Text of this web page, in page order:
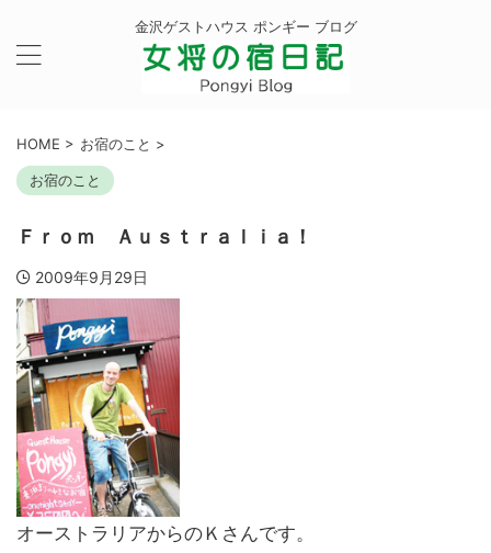
金沢ゲストハウス ポンギー ブログ
HOME > お宿のこと >
お宿のこと
Ｆｒｏｍ Ａｕｓｔｒａｌｉａ！
2009年9月29日
オーストラリアからのＫさんです。